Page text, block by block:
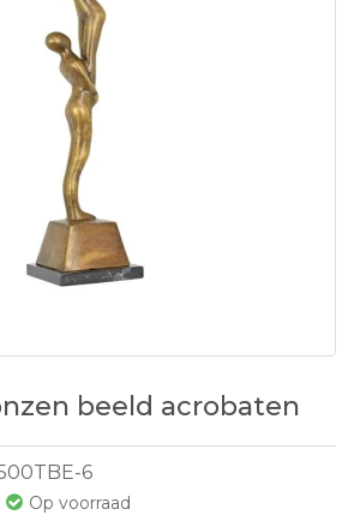
beeld acrobaten
6
Op voorraad